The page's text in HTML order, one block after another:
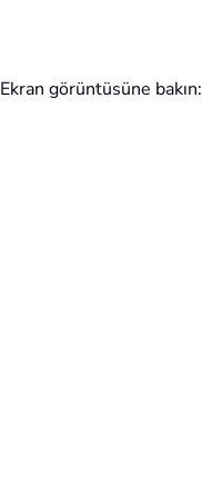
görüntüsüne bakın: